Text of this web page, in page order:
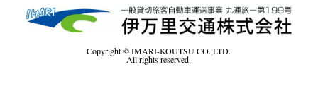
Copyright © IMARI-KOUTSU CO.,LTD.
All rights reserved.